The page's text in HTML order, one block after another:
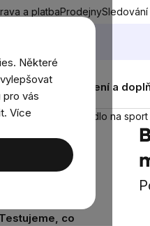
Některé
pro vás
Více
a platbaProdejny
ŽenyDěti Oblečení a
Dámské spodní prádlo na sport
Testujeme, co